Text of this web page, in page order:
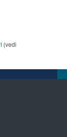
(vedi